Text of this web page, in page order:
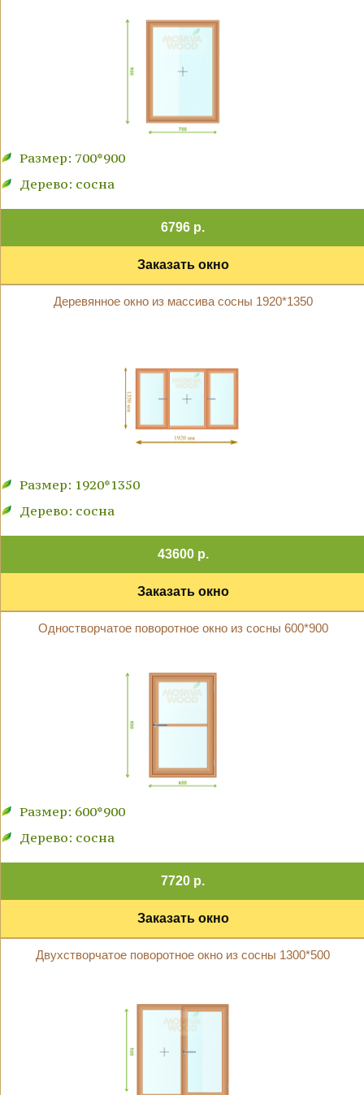
Размер: 700*900
Дерево: сосна
6796 р.
Заказать окно
Деревянное окно из массива сосны 1920*1350
Размер: 1920*1350
Дерево: сосна
43600 р.
Заказать окно
Одностворчатое поворотное окно из сосны 600*900
Размер: 600*900
Дерево: сосна
7720 р.
Заказать окно
Двухстворчатое поворотное окно из сосны 1300*500